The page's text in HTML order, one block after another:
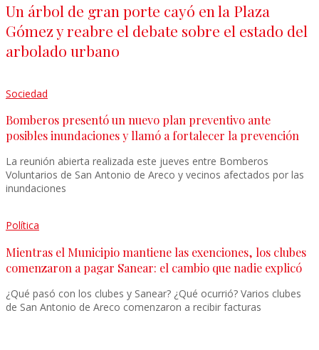
Un árbol de gran porte cayó en la Plaza
Gómez y reabre el debate sobre el estado del
arbolado urbano
Sociedad
Bomberos presentó un nuevo plan preventivo ante
posibles inundaciones y llamó a fortalecer la prevención
La reunión abierta realizada este jueves entre Bomberos
Voluntarios de San Antonio de Areco y vecinos afectados por las
inundaciones
Política
Mientras el Municipio mantiene las exenciones, los clubes
comenzaron a pagar Sanear: el cambio que nadie explicó
¿Qué pasó con los clubes y Sanear? ¿Qué ocurrió? Varios clubes
de San Antonio de Areco comenzaron a recibir facturas